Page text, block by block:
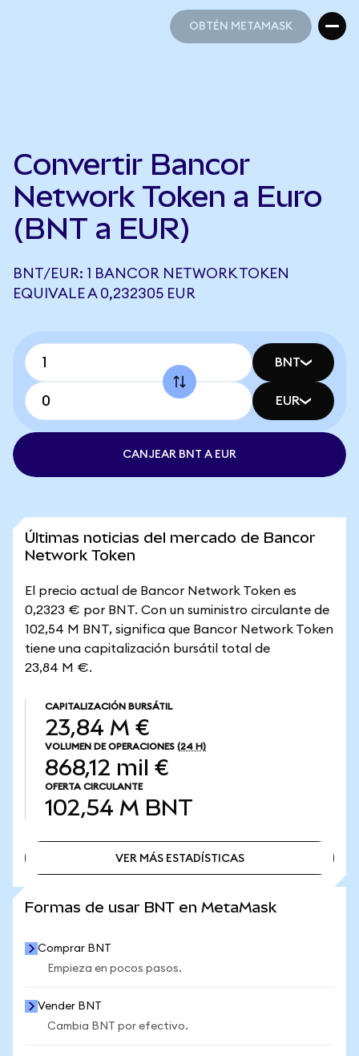
OBTÉN METAMASK
Convertir Bancor
Network Token a Euro
(BNT a EUR)
BNT/EUR: 1 BANCOR NETWORK TOKEN
EQUIVALE A 0,232305 EUR
BNT
EUR
CANJEAR BNT A EUR
Últimas noticias del mercado de Bancor
Network Token
El precio actual de Bancor Network Token es
0,2323 € por BNT. Con un suministro circulante de
102,54 M BNT, significa que Bancor Network Token
tiene una capitalización bursátil total de
23,84 M €.
CAPITALIZACIÓN BURSÁTIL
23,84 M €
VOLUMEN DE OPERACIONES (24 H)
868,12 mil €
OFERTA CIRCULANTE
102,54 M BNT
VER MÁS ESTADÍSTICAS
Formas de usar BNT en MetaMask
Comprar BNT
Empieza en pocos pasos.
Vender BNT
Cambia BNT por efectivo.